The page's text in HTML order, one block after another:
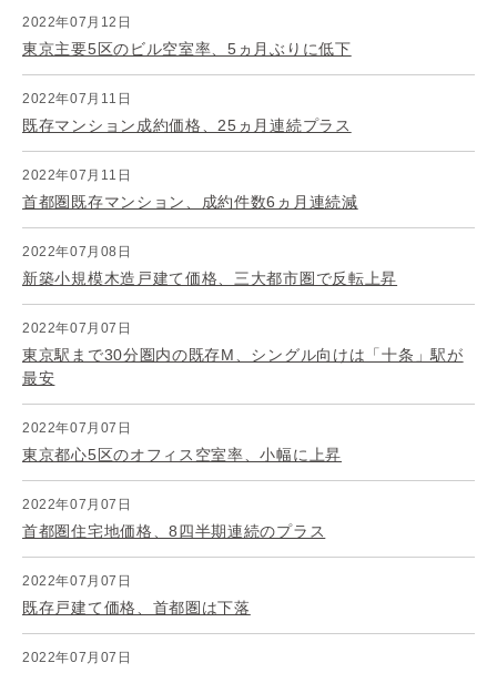
2022年07月12日
東京主要5区のビル空室率、5ヵ月ぶりに低下
2022年07月11日
既存マンション成約価格、25ヵ月連続プラス
2022年07月11日
首都圏既存マンション、成約件数6ヵ月連続減
2022年07月08日
新築小規模木造戸建て価格、三大都市圏で反転上昇
2022年07月07日
東京駅まで30分圏内の既存M、シングル向けは「十条」駅が
最安
2022年07月07日
東京都心5区のオフィス空室率、小幅に上昇
2022年07月07日
首都圏住宅地価格、8四半期連続のプラス
2022年07月07日
既存戸建て価格、首都圏は下落
2022年07月07日